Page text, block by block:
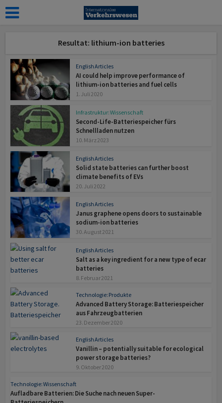
Resultat: lithium-ion batteries
English Articles
AI could help improve performance of
lithium-ion batteries and fuel cells
1. Juli 2020
Infrastruktur: Wissenschaft
Second-Life-Batteriespeicher fürs
Schnellladen nutzen
10. März 2023
English Articles
Solid state batteries can further boost
climate benefits of EVs
20. Juli 2022
English Articles
Janus graphene opens doors to sustainable
sodium-ion batteries
30. August 2021
English Articles
Salt as a key ingredient for a new type of ecar
batteries
8. Februar 2021
Technologie: Produkte
Advanced Battery Storage: Batteriespeicher
aus Fahrzeugbatterien
23. Dezember 2020
English Articles
Vanillin – potentially suitable for ecological
power storage batteries?
9. Oktober 2020
Technologie: Wissenschaft
Aufladbare Batterien: Die Suche nach neuen Super-